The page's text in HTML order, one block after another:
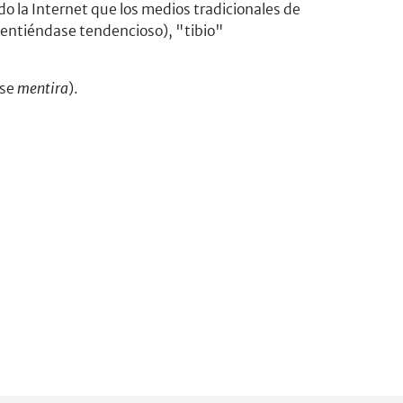
la Internet que los medios tradicionales de
tendencioso), "tibio"
mentira).